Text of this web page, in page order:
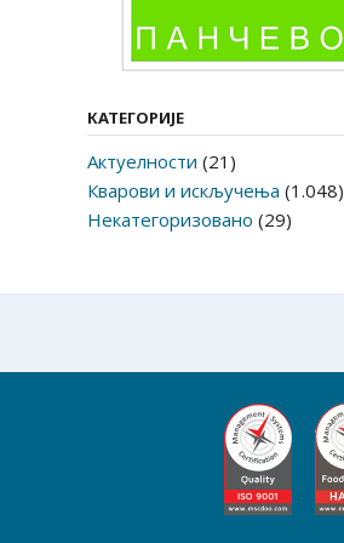
КАТЕГОРИЈЕ
Актуелности (21)
Кварови и искључења (1.048)
Некатегоризовано (29)